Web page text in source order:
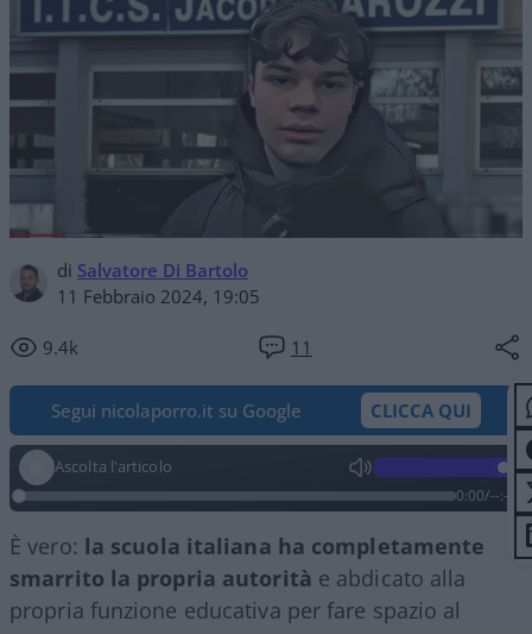
di Salvatore Di Bartolo
11 Febbraio 2024, 19:05
9.4k 11
Segui nicolaporro.it su Google CLICCA QUI
Ascolta l'articolo
0:00/--:--
È vero: la scuola italiana ha completamente
smarrito la propria autorità e abdicato alla
propria funzione educativa per fare spazio al